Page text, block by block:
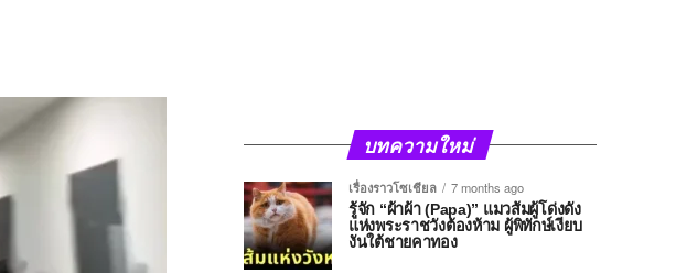
บทความใหม่
เรื่องราวโซเชียล
7 months ago
รู้จัก “ผ้าผ้า (Papa)” แมวส้มผู้โด่งดัง
แห่งพระราชวังต้องห้าม ผู้พิทักษ์เงียบ
งันใต้ชายคาทอง